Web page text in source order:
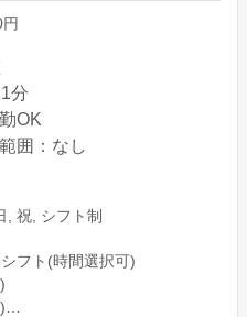
分
OK
囲：なし
, 祝, シフト制
フト(時間選択可)